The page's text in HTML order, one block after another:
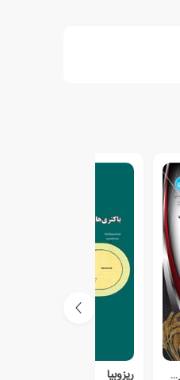
کاربرد کامپیوتر در تجزیه آماری و ژنتیکی ریزوبیا